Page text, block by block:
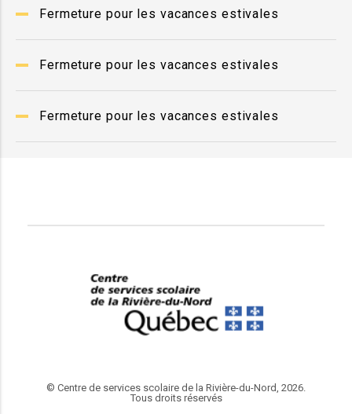
Fermeture pour les vacances estivales
Fermeture pour les vacances estivales
Fermeture pour les vacances estivales
© Centre de services scolaire de la Rivière-du-Nord, 2026.
Tous droits réservés